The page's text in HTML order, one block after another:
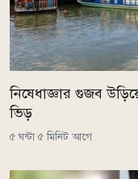
নিষেধাজ্ঞার গুজব
ভিড়
৫ ঘন্টা ৫ মিনিট আগে